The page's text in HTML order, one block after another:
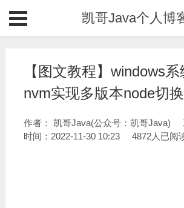
凯哥Java个人博
【图文教程】windows系
nvm实现多版本node切换
作者： 凯哥Java(公众号：凯哥Java)
时间：2022-11-30 10:23
4872人已阅